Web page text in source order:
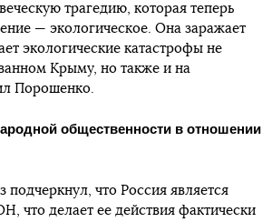
трагедию, которая теперь
— экологическое. Она заражает
экологические катастрофы не
Крыму, но также и на
Порошенко.
общественности в отношении
что Россия является
что делает ее действия фактически